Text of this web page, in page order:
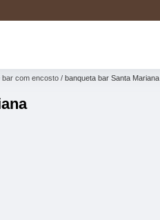
bar com encosto banqueta bar Santa Mariana